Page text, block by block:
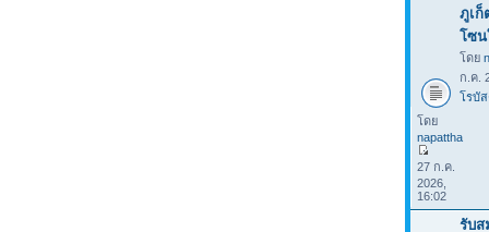
ภูเก็
โซน
โดย
ก.ค.
โรบั
โดย
napattha
27 ก.ค.
2026,
16:02
รับส